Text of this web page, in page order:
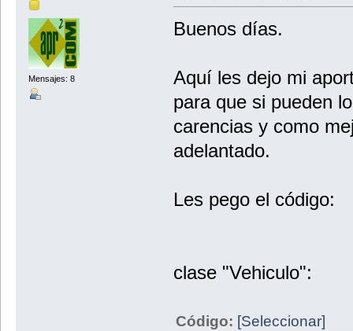
Mensajes: 8
Buenos días.
Aquí les dejo mi
para que si pueden
carencias y como
adelantado.
Les pego el código:
clase "Vehiculo":
Código: [Seleccionar]